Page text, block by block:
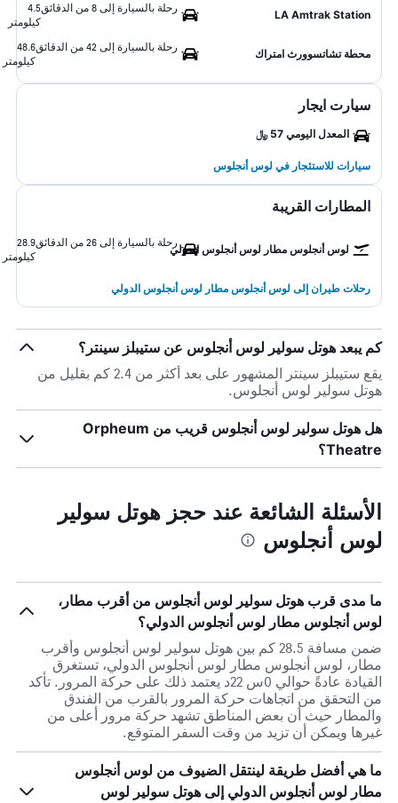
LA Amtrak Station
رحلة بالسيارة إلى 8 من الدقائق
4.5
كيلومتر
محطة تشاتسوورث امتراك
رحلة بالسيارة إلى 42 من الدقائق
48.6
كيلومتر
سيارت ايجار
المعدل اليومي 57 ﷼
سيارات للاستئجار في لوس أنجلوس
المطارات القريبة
لوس أنجلوس مطار لوس أنجلوس الدولي
رحلة بالسيارة إلى 26 من الدقائق
28.9
كيلومتر
رحلات طيران إلى لوس أنجلوس مطار لوس أنجلوس الدولي
كم يبعد هوتل سولير لوس أنجلوس عن ستيبلز سينتر؟
يقع ستيبلز سينتر المشهور على بعد أكثر من 2.4 كم بقليل من
هوتل سولير لوس أنجلوس.
هل هوتل سولير لوس أنجلوس قريب من Orpheum
Theatre؟
الأسئلة الشائعة عند حجز هوتل سولير
لوس أنجلوس
ما مدى قرب هوتل سولير لوس أنجلوس من أقرب مطار،
لوس أنجلوس مطار لوس أنجلوس الدولي؟
ضمن مسافة 28.5 كم بين هوتل سولير لوس أنجلوس وأقرب
مطار، لوس أنجلوس مطار لوس أنجلوس الدولي، تستغرق
القيادة عادةً حوالي 0س 22د يعتمد ذلك على حركة المرور. تأكد
من التحقق من اتجاهات حركة المرور بالقرب من الفندق
والمطار حيث أن بعض المناطق تشهد حركة مرور أعلى من
غيرها ويمكن أن تزيد من وقت السفر المتوقع.
ما هي أفضل طريقة لينتقل الضيوف من لوس أنجلوس
مطار لوس أنجلوس الدولي إلى هوتل سولير لوس